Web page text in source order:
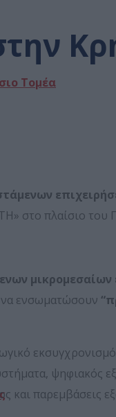
Τομέα
στο πλαίσιο του
μικρομεσαίων
να ενσωματώσουν
ψηφιακός
και παρεμβάσεις